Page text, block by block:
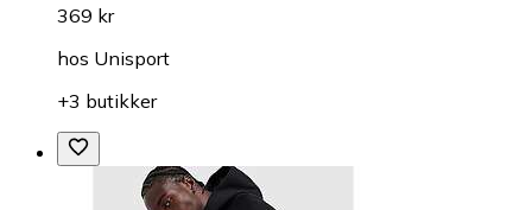
369 kr
hos Unisport
+3 butikker